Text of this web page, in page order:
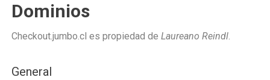
Dominios
Checkout.jumbo.cl es propiedad de Laureano Reindl.
General